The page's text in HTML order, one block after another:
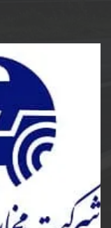
شرکت مخابرات
ساخت و نصب مخزن